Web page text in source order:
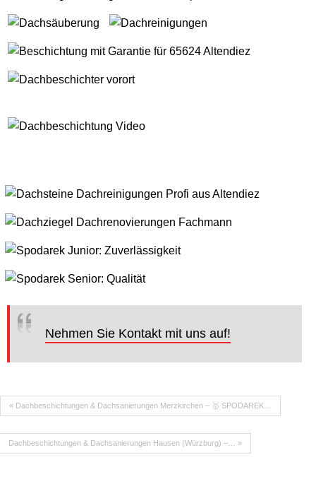
Nehmen Sie Kontakt mit uns auf!
« Dachbeschichtungen & Dachsanierungen Merzkirchen – 🥇 SPODAREK…
Dachbeschichtungen & Dachsanierungen Hausen (Würzburg) –… »